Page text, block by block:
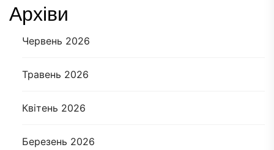
Архіви
Червень 2026
Травень 2026
Квітень 2026
Березень 2026